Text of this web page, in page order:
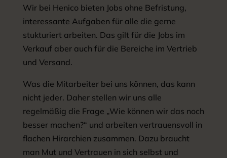
Wir bei Henico bieten Jobs ohne Befristung,
interessante Aufgaben für alle die gerne
stukturiert arbeiten. Das gilt für die Jobs im
Verkauf aber auch für die Bereiche im Vertrieb
und Versand.
Was die Mitarbeiter bei uns können, das kann
nicht jeder. Daher stellen wir uns alle
regelmäßig die Frage „Wie können wir das noch
besser machen?“ und arbeiten vertrauensvoll in
flachen Hirarchien zusammen. Dazu braucht
man Mut und Vertrauen in sich selbst und